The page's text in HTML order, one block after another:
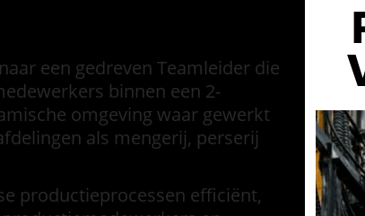
een gedreven Teamleider die
binnen een 2-
omgeving waar gewerkt
als mengerij, perserij
productieprocessen efficiënt,